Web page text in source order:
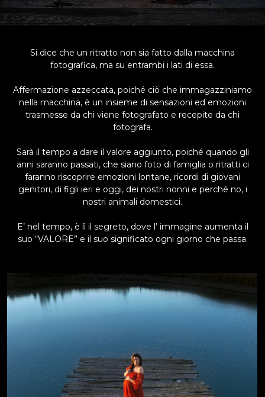
Si dice che un ritratto non sia fatto dalla macchina
fotografica, ma su entrambi i lati di essa.
Affermazione azzeccata, poiché ciò che immagazziniamo
nella macchina, è un insieme di sensazioni ed emozioni
trasmesse da chi viene fotografato e recepite da chi
fotografa.
Sarà il tempo a dare il valore aggiunto, poiché quando gli
anni saranno passati, che siano foto di famiglia o ritratti ci
faranno riscoprire emozioni lontane, ricordi di giovani
genitori, di figli ieri e oggi, dei nostri nonni e perché no, i
nostri animali domestici.
E’ nel tempo, è lì il segreto, dove l’ immagine aumenta il
suo “VALORE” e il suo significato ogni giorno che passa.